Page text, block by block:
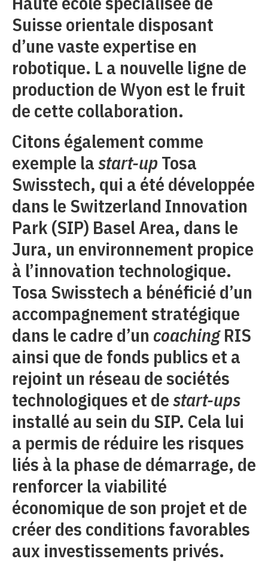
Suisse orientale disposant
d’une vaste expertise en
robotique. L a nouvelle ligne de
production de Wyon est le fruit
de cette collaboration.
Citons également comme
exemple lastart-up Tosa
Swisstech, qui a été développée
dans le Switzerland Innovation
Park (SIP) Basel Area, dans le
Jura, un environnement propice
à l’innovation technologique.
Tosa Swisstech a bénéficié d’un
accompagnement stratégique
dans le cadre d’un coachingRIS
ainsi que de fonds publics et a
rejoint un réseau de sociétés
technologiques et destart-ups
installé au sein du SIP. Cela lui
a permis de réduire les risques
liés à la phase de démarrage, de
renforcer la viabilité
économique de son projet et de
créer des conditions favorables
aux investissements privés.